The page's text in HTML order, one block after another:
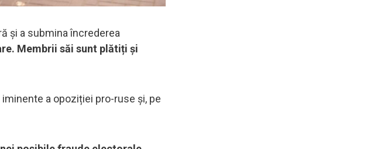
și a submina încrederea
Membrii săi sunt plătiți și
a opoziției pro-ruse și, pe